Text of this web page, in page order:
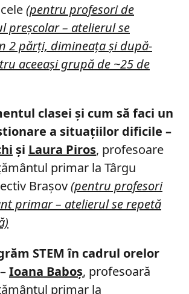
(pentru profesori de
preşcolar – atelierul se
2 părţi, dimineaţa şi după-
aceeaşi grupă de ~25 de
clasei şi cum să faci un
a situaţiilor dificile –
şi Laura Piros, profesoare
primar la Târgu
Braşov(pentru profesori
primar – atelierul se repetă
STEM în cadrul orelor
–Ioana Baboş, profesoară
primar la